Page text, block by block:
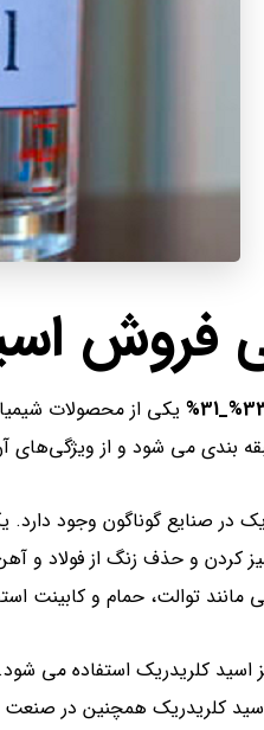
فروش
یکی از محصولات
بندی می شود و از
در صنایع گوناگون وجود
کردن و حذف زنگ از فولاد و
توالت، حمام و کابینت
اسید کلریدریک استفاده می
اسید کلریدریک همچنین در